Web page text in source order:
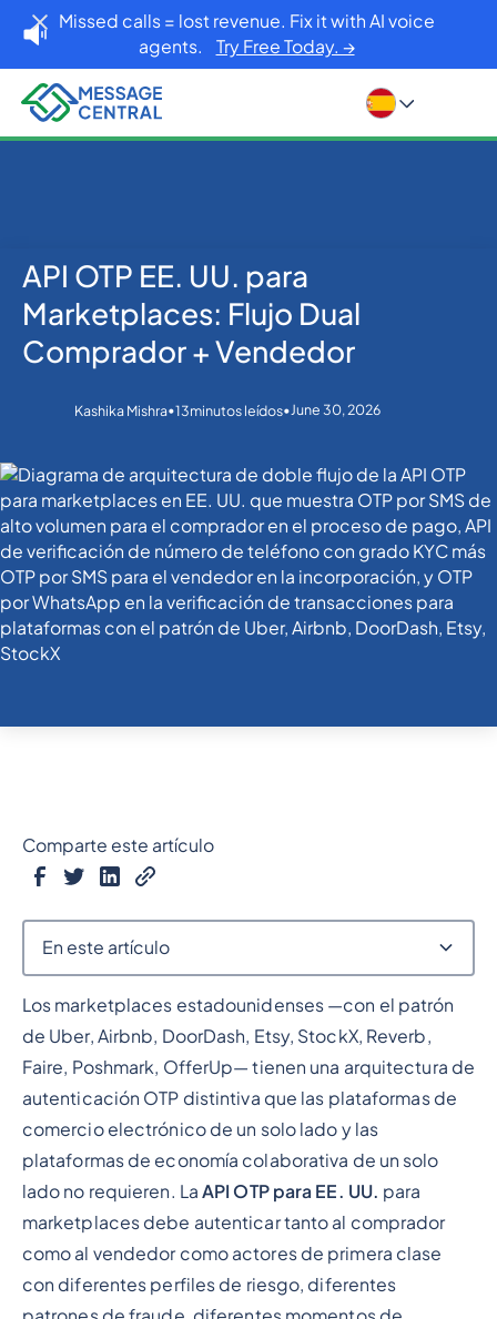
Missed calls = lost revenue. Fix it with AI voice
agents. Try Free Today. →
Inicio Blog
OTP SMS Verification
API OTP EE. UU. para Marketplaces: Flujo Dual
Comprador + Vendedor
API OTP EE. UU. para
Marketplaces: Flujo Dual
Comprador + Vendedor
Kashika Mishra•13minutos leídos•June 30, 2026
Los marketplaces estadounidenses —con el patrón
de Uber, Airbnb, DoorDash, Etsy, StockX, Reverb,
Faire, Poshmark, OfferUp— tienen una arquitectura de
autenticación OTP distintiva que las plataformas de
comercio electrónico de un solo lado y las
plataformas de economía colaborativa de un solo
lado no requieren. LaAPI OTP para EE. UU. para
marketplaces debe autenticar tanto al comprador
como al vendedor como actores de primera clase
con diferentes perfiles de riesgo, diferentes
Comparte este artículo
En este artículo
Epígrafe 2